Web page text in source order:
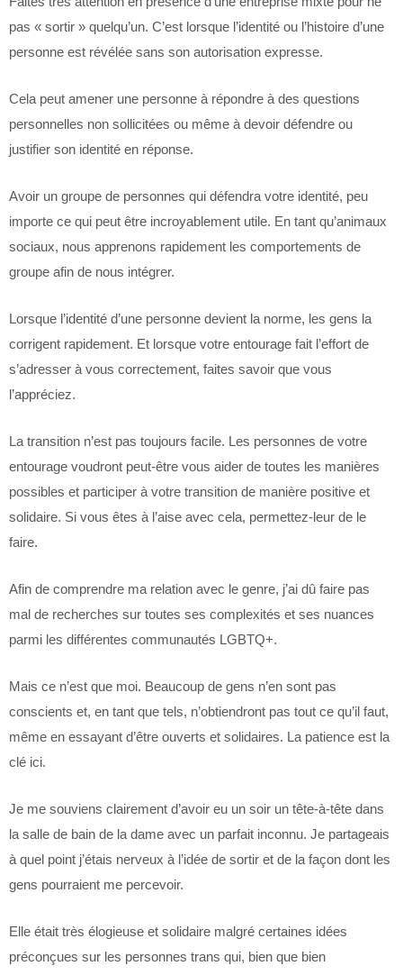
pas « sortir » quelqu’un. C’est lorsque l’identité ou l’histoire d’une
personne est révélée sans son autorisation expresse.
Cela peut amener une personne à répondre à des questions
personnelles non sollicitées ou même à devoir défendre ou
justifier son identité en réponse.
Avoir un groupe de personnes qui défendra votre identité, peu
importe ce qui peut être incroyablement utile. En tant qu’animaux
sociaux, nous apprenons rapidement les comportements de
groupe afin de nous intégrer.
Lorsque l’identité d’une personne devient la norme, les gens la
corrigent rapidement. Et lorsque votre entourage fait l’effort de
s’adresser à vous correctement, faites savoir que vous
l’appréciez.
La transition n’est pas toujours facile. Les personnes de votre
entourage voudront peut-être vous aider de toutes les manières
possibles et participer à votre transition de manière positive et
solidaire. Si vous êtes à l’aise avec cela, permettez-leur de le
faire.
Afin de comprendre ma relation avec le genre, j’ai dû faire pas
mal de recherches sur toutes ses complexités et ses nuances
parmi les différentes communautés LGBTQ+.
Mais ce n’est que moi. Beaucoup de gens n’en sont pas
conscients et, en tant que tels, n’obtiendront pas tout ce qu’il faut,
même en essayant d’être ouverts et solidaires. La patience est la
clé ici.
Je me souviens clairement d’avoir eu un soir un tête-à-tête dans
la salle de bain de la dame avec un parfait inconnu. Je partageais
à quel point j’étais nerveux à l’idée de sortir et de la façon dont les
gens pourraient me percevoir.
Elle était très élogieuse et solidaire malgré certaines idées
préconçues sur les personnes trans qui, bien que bien